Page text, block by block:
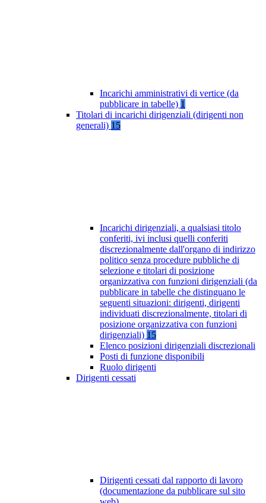
Incarichi amministrativi di vertice (da
pubblicare in tabelle) 1
Titolari di incarichi dirigenziali (dirigenti non
generali) 15
Incarichi dirigenziali, a qualsiasi titolo
conferiti, ivi inclusi quelli conferiti
discrezionalmente dall'organo di indirizzo
politico senza procedure pubbliche di
selezione e titolari di posizione
organizzativa con funzioni dirigenziali (da
pubblicare in tabelle che distinguano le
seguenti situazioni: dirigenti, dirigenti
individuati discrezionalmente, titolari di
posizione organizzativa con funzioni
dirigenziali) 15
Elenco posizioni dirigenziali discrezionali
Posti di funzione disponibili
Ruolo dirigenti
Dirigenti cessati
Dirigenti cessati dal rapporto di lavoro
(documentazione da pubblicare sul sito